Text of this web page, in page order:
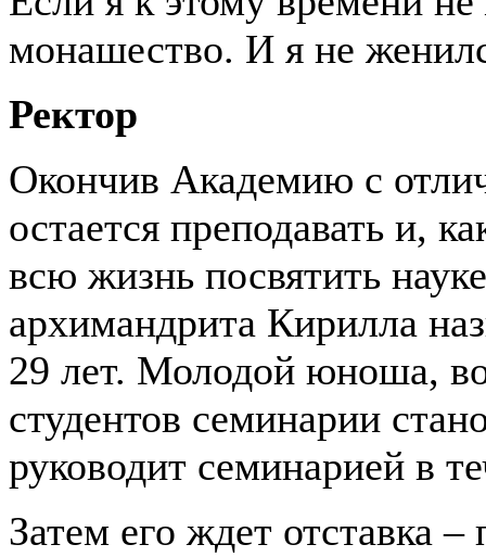
монашество. И я не
Ректор
Окончив Академию с
остается преподавать и,
всю жизнь посвятить
архимандрита Кирилла
29 лет. Молодой юноша,
студентов семинарии
руководит семинарией в
Затем его ждет отставка